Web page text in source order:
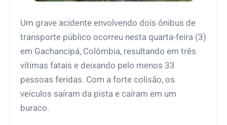
Um grave acidente envolvendo dois ônibus de
transporte público ocorreu nesta quarta-feira (3)
em Gachancipá, Colômbia, resultando em três
vítimas fatais e deixando pelo menos 33
pessoas feridas. Com a forte colisão, os
veículos saíram da pista e caíram em um
buraco.